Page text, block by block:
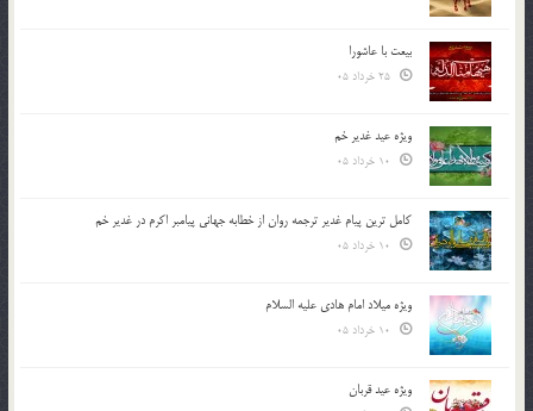
بیعت با عاشورا
ویژه عید غدیر خم
کامل ترین پیام غدیر ترجمه روان از خطابه جهانی پیامبر اکرم در غدیر خم
ویژه میلاد امام هادی علیه السلام
ویژه عید قربان